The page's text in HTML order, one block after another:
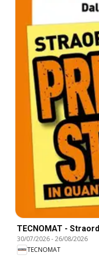
TECNOMAT -
30/07/2026-26/08/2026
TECNOMAT